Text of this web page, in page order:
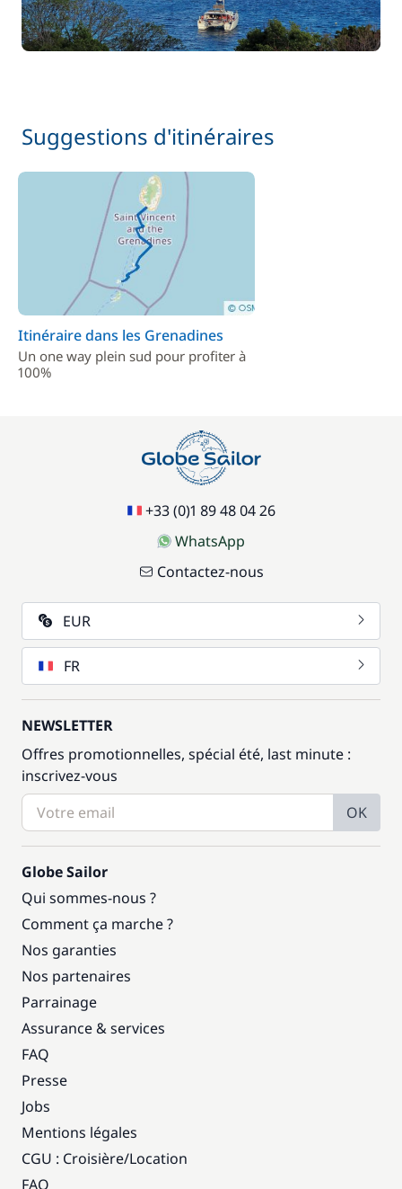
Suggestions d'itinéraires
Itinéraire dans les Grenadines
Un one way plein sud pour profiter à
100%
+33 (0)1 89 48 04 26
WhatsApp
Contactez-nous
EUR
FR
NEWSLETTER
Offres promotionnelles, spécial été, last minute :
inscrivez-vous
OK
Globe Sailor
Qui sommes-nous ?
Comment ça marche ?
Nos garanties
Nos partenaires
Parrainage
Assurance & services
FAQ
Presse
Jobs
Mentions légales
CGU : Croisière/Location
FAQ